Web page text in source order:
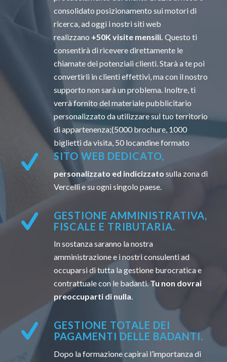
consolidato posizionamento sui motori di
ricerca, ad oggi i nostri siti web
realizzano +50K visite mensili. Questo ti
consentirà di ricevere direttamente le
chiamate dei potenziali clienti. Starà a te poi
convertirli in clienti effettivi, ma con il nostro
supporto non sarà un problema. Inoltre, ti
verrà fornito del materiale pubblicitario
personalizzato da utilizzare sul tuo territorio
di appartenenza;(5000 brochure, 1000
biglietti da visita, 50 locandine formato
SITO WEB DEDICATO,
personalizzato ed indicizzato sulla zona di
Vercelli e su ogni singolo paese.
GESTIONE AMMINISTRATIVA,
FISCALE E TRIBUTARIA.
In sostanza saranno la nostra
amministrazione e i nostri consulenti ad
occuparsi di tutta la gestione burocratica e
contrattuale con le badanti.Tu non dovrai
preoccuparti di nulla.
GESTIONE TOTALE DEI
PAGAMENTI DELLE BADANTI.
Dopo la formazione capirai l’importanza di